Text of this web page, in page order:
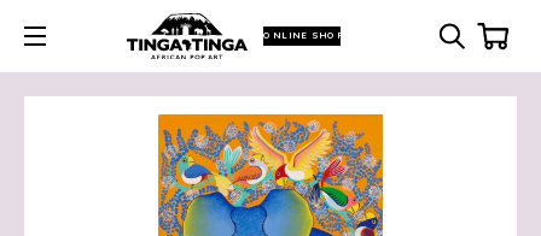
ONLINE SHOP